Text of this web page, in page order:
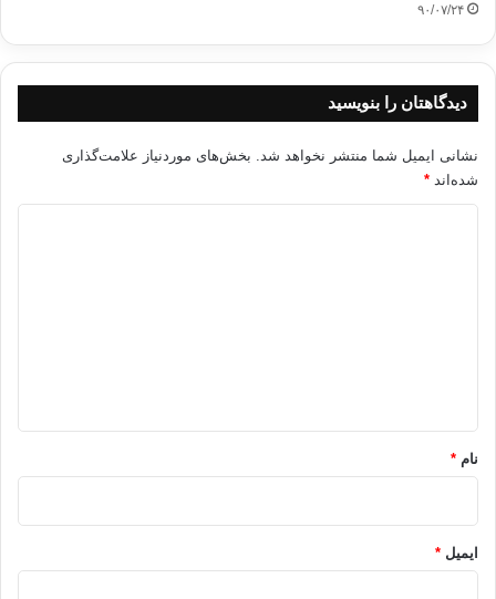
انجار طرابلس
طرح قذافی معمر قذافی
۹۰/۰۷/۲۴
دیدگاهتان را بنویسید
نشانی ایمیل شما منتشر نخواهد شد.
بخش‌های موردنیاز علامت‌گذاری
شده‌اند *
نام *
ایمیل *